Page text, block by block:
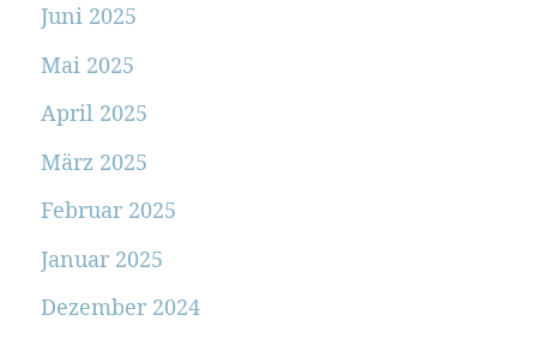
Juni 2025
Mai 2025
April 2025
März 2025
Februar 2025
Januar 2025
Dezember 2024